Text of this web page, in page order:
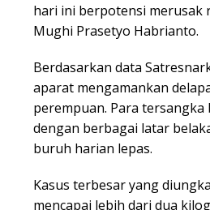
hari ini berpotensi merusak
Mughi Prasetyo Habrianto.
Berdasarkan data
aparat mengamankan
perempuan. Para
dengan berbagai latar
buruh harian lepas.
Kasus terbesar yang
mencapai lebih dari dua